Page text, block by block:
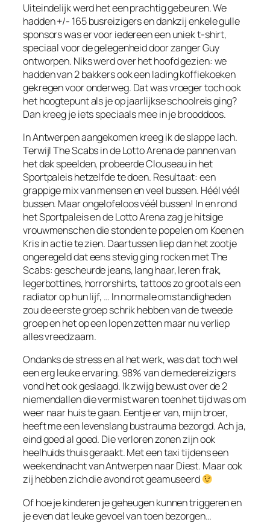
Uiteindelijk werd het een prachtig gebeuren. We
hadden +/- 165 busreizigers en dankzij enkele gulle
sponsors was er voor iedereen een uniek t-shirt,
speciaal voor de gelegenheid door zanger Guy
ontworpen. Niks werd over het hoofd gezien: we
hadden van 2 bakkers ook een lading koffiekoeken
gekregen voor onderweg. Dat was vroeger toch ook
het hoogtepunt als je op jaarlijkse schoolreis ging?
Dan kreeg je iets speciaals mee in je brooddoos.
In Antwerpen aangekomen kreeg ik de slappe lach.
Terwijl The Scabs in de Lotto Arena de pannen van
het dak speelden, probeerde Clouseau in het
Sportpaleis hetzelfde te doen. Resultaat: een
grappige mix van mensen en veel bussen. Héél véél
bussen. Maar ongelofeloos véél bussen! In en rond
het Sportpaleis en de Lotto Arena zag je hitsige
vrouwmenschen die stonden te popelen om Koen en
Kris in actie te zien. Daartussen liep dan het zootje
ongeregeld dat eens stevig ging rocken met The
Scabs: gescheurde jeans, lang haar, lerenfrak,
legerbottines, horrorshirts, tattoos zo groot als een
radiator op hun lijf, … In normale omstandigheden
zou de eerste groep schrik hebben van de tweede
groep en het op een lopen zetten maar nu verliep
alles vreedzaam.
Ondanks de stress en al het werk, was dat toch wel
een erg leuke ervaring. 98% van de medereizigers
vond het ook geslaagd. Ik zwijg bewust over de 2
niemendallen die vermist waren toen het tijd was om
weer naar huis te gaan. Eentje er van, mijn broer,
heeft me een levenslang bustrauma bezorgd. Ach ja,
eind goed al goed. Die verloren zonen zijn ook
heelhuids thuis geraakt. Met een taxi tijdens een
weekendnacht van Antwerpen naar Diest. Maar ook
zij hebben zich die avond rot geamuseerd
Of hoe je kinderen je geheugen kunnen triggeren en
je even dat leuke gevoel van toen bezorgen…